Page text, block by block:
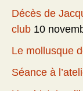
Décès de
club 10
Le mollusque
Séance à